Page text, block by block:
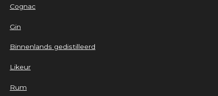
Cognac
Gin
Binnenlands gedistilleerd
Likeur
Rum